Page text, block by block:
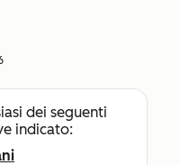
dei seguenti
indicato: